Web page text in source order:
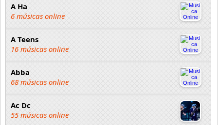
A Ha
6 músicas online
A Teens
16 músicas online
Abba
68 músicas online
Ac Dc
55 músicas online